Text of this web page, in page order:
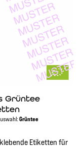
Grüntee
Grüntee
Etiketten für